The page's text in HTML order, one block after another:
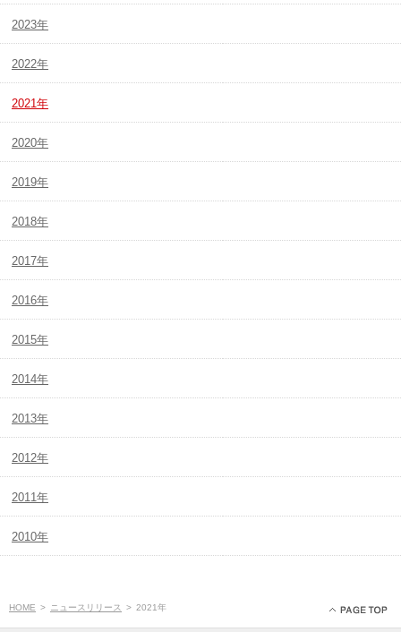
2023年
2022年
2021年
2020年
2019年
2018年
2017年
2016年
2015年
2014年
2013年
2012年
2011年
2010年
HOME > ニュースリリース > 2021年